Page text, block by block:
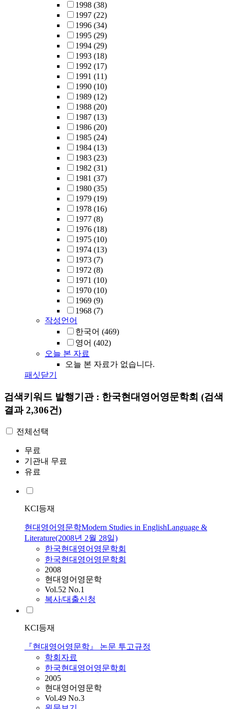
1998 (38)
1997 (22)
1996 (34)
1995 (29)
1994 (29)
1993 (18)
1992 (17)
1991 (11)
1990 (10)
1989 (12)
1988 (20)
1987 (13)
1986 (20)
1985 (24)
1984 (13)
1983 (23)
1982 (31)
1981 (37)
1980 (35)
1979 (19)
1978 (16)
1977 (8)
1976 (18)
1975 (10)
1974 (13)
1973 (7)
1972 (8)
1971 (10)
1970 (10)
1969 (9)
1968 (7)
작성언어
한국어 (469)
영어 (402)
오늘 본 자료
오늘 본 자료가 없습니다.
패싯닫기
검색키워드 발행기관 : 한국현대영어영문학회 (검색
결과 2,306건)
전체선택
무료
기관내 무료
유료
KCI등재
현대영어영문학Modern Studies in EnglishLanguage &
Literature(2008년 2월 28일)
한국현대영어영문학회
한국현대영어영문학회
2008
현대영어영문학
Vol.52 No.1
복사/대출신청
KCI등재
『현대영어영문학』 논문 투고규정
학회자료
한국현대영어영문학회
2005
현대영어영문학
Vol.49 No.3